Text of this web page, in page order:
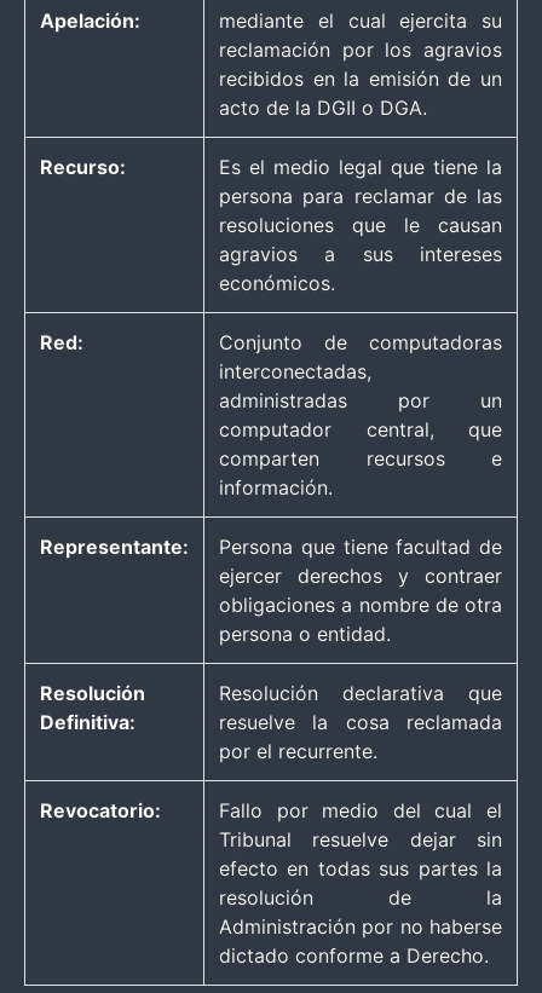
Apelación:
mediante el cual ejercita su
reclamación por los agravios
recibidos en la emisión de un
acto de la DGII o DGA.
Recurso:
Es el medio legal que tiene la
persona para reclamar de las
resoluciones que le causan
agravios a sus intereses
económicos.
Red:
Conjunto de computadoras
interconectadas,
administradas por un
computador central, que
comparten recursos e
información.
Representante:
Persona que tiene facultad de
ejercer derechos y contraer
obligaciones a nombre de otra
persona o entidad.
Resolución
Definitiva:
Resolución declarativa que
resuelve la cosa reclamada
por el recurrente.
Revocatorio:
Fallo por medio del cual el
Tribunal resuelve dejar sin
efecto en todas sus partes la
resolución de la
Administración por no haberse
dictado conforme a Derecho.